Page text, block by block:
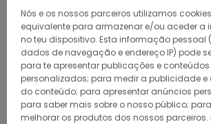
Nós e os nossos parceiros utilizamos
equivalente para armazenar e/ou aceder a
no teu dispositivo. Esta informação pessoal
dados de navegação e endereço IP) pode
para te apresentar publicações e conteúdos
personalizados; para medir a publicidade e
do conteúdo; para apresentar anúncios
para saber mais sobre o nosso público;
melhorar os produtos dos nossos parceiros.